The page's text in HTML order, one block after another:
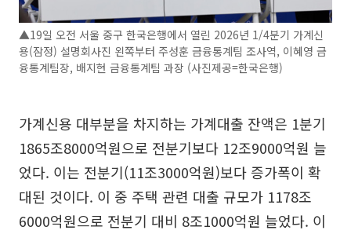
▲19일 오전 서울 중구 한국은행에서 열린 2026년 1/4분기 가계신
용(잠정) 설명회사진 왼쪽부터 주성훈 금융통계팀 조사역, 이혜영 금
융통계팀장, 배지현 금융통계팀 과장 (사진제공=한국은행)
가계신용 대부분을 차지하는 가계대출 잔액은 1분기
1865조8000억원으로 전분기보다 12조9000억원 늘
었다. 이는 전분기(11조3000억원)보다 증가폭이 확
대된 것이다. 이 중 주택 관련 대출 규모가 1178조
6000억원으로 전분기 대비 8조1000억원 늘었다. 이